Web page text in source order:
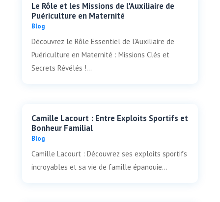
Le Rôle et les Missions de l'Auxiliaire de
Puériculture en Maternité
Blog
Découvrez le Rôle Essentiel de l'Auxiliaire de
Puériculture en Maternité : Missions Clés et
Secrets Révélés !...
Camille Lacourt : Entre Exploits Sportifs et
Bonheur Familial
Blog
Camille Lacourt : Découvrez ses exploits sportifs
incroyables et sa vie de famille épanouie...